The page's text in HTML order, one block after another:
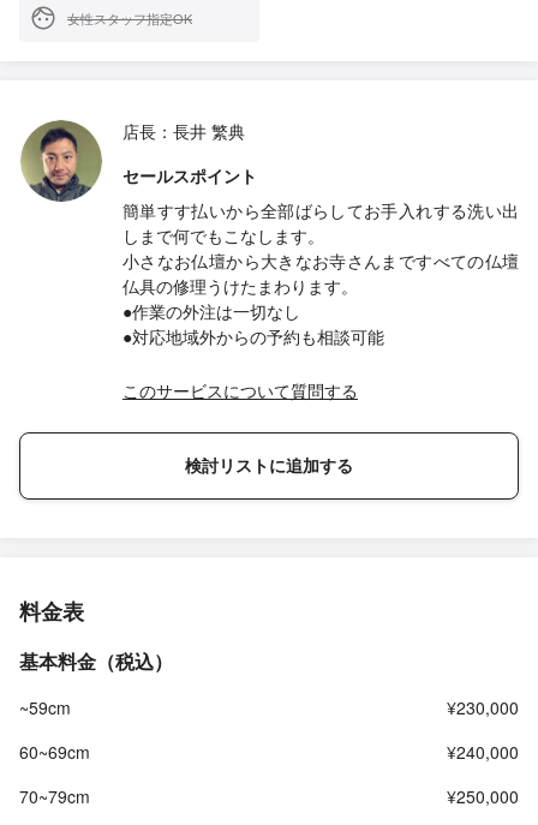
女性スタッフ指定OK
店長：長井 繁典
セールスポイント
簡単すす払いから全部ばらしてお手入れする洗い出
しまで何でもこなします。
小さなお仏壇から大きなお寺さんまですべての仏壇
仏具の修理うけたまわります。
●作業の外注は一切なし
●対応地域外からの予約も相談可能
このサービスについて質問する
検討リストに追加する
料金表
基本料金（税込）
~59cm
¥230,000
60~69cm
¥240,000
70~79cm
¥250,000